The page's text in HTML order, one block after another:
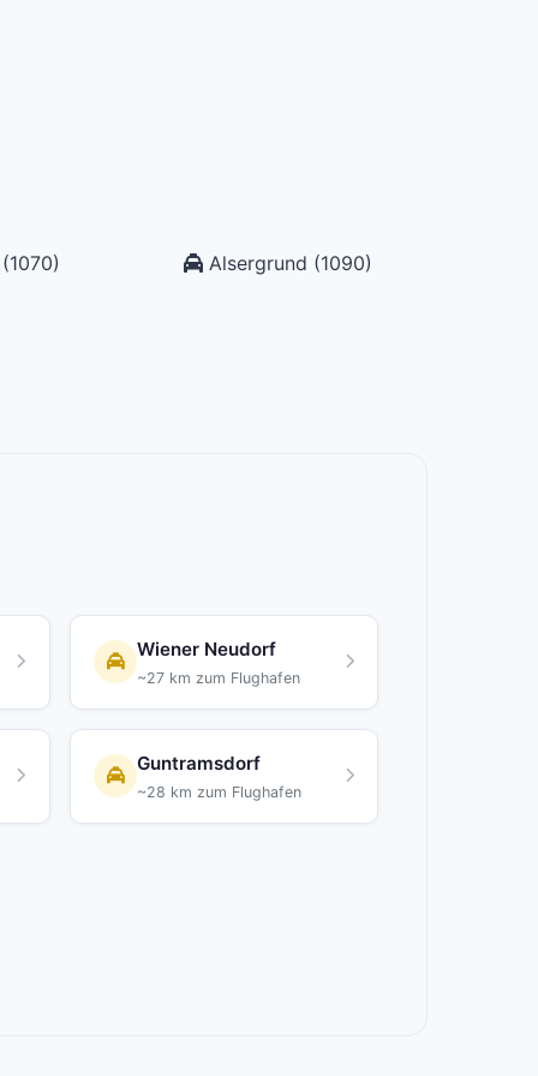
Alsergrund (1090)
Wiener Neudorf
~27 km zum Flughafen
Guntramsdorf
~28 km zum Flughafen